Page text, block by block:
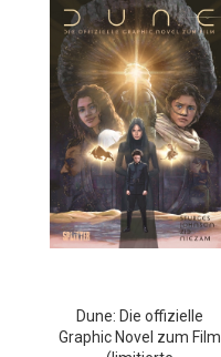
Dune: Die offizielle
Graphic Novel zum Film